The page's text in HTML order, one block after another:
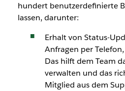
hundert benutzerdefinierte
lassen, darunter:
Erhalt von Status-
Anfragen per
Das hilft dem Team
verwalten und das
Mitglied aus dem